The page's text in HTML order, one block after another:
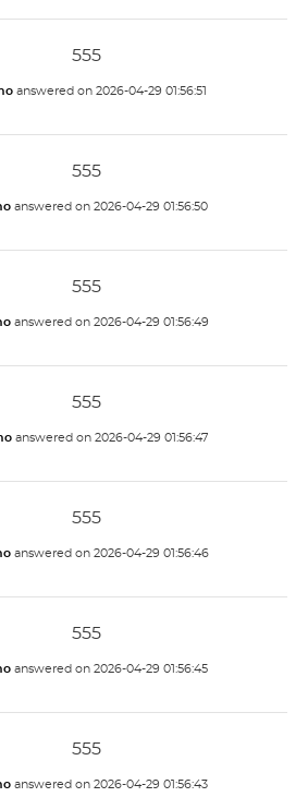
555
answered on 2026-04-29 01:56:51
555
answered on 2026-04-29 01:56:50
555
answered on 2026-04-29 01:56:49
555
answered on 2026-04-29 01:56:47
555
answered on 2026-04-29 01:56:46
555
answered on 2026-04-29 01:56:45
555
answered on 2026-04-29 01:56:43